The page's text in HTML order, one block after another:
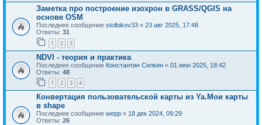
Заметка про построение изохрон в GRASS/QGIS на
основе OSM
Последнее сообщение stolbikov33 « 23 авг 2025, 17:48
Ответы: 31
1 2 3
NDVI - теория и практика
Последнее сообщение Константин Силкин « 01 июн 2025, 18:42
Ответы: 48
1 2 3 4
Конвертация пользовательской карты из Ya.Мои карты
в shape
Последнее сообщение wepp « 18 дек 2024, 09:29
Ответы: 26